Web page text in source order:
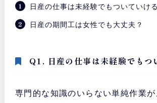
日産の仕事は未経験でもついていけ
日産の期間工は女性でも大丈夫？
Q1. 日産の仕事は未経験でもつ
専門的な知識のいらない単純作業が